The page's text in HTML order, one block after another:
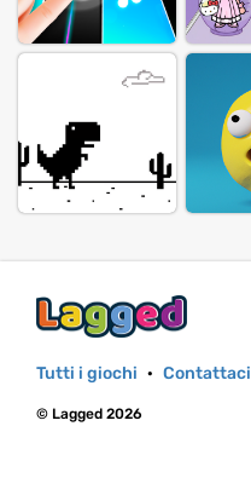
Tutti i giochi · Contattaci
© Lagged 2026